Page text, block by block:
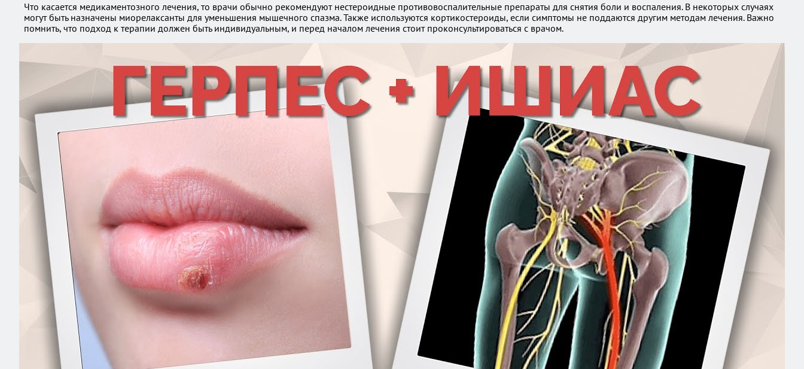
Что касается медикаментозного лечения, то врачи обычно рекомендуют нестероидные противовоспалительные препараты для снятия боли и воспаления. В некоторых случаях
могут быть назначены миорелаксанты для уменьшения мышечного спазма. Также используются кортикостероиды, если симптомы не поддаются другим методам лечения. Важно
помнить, что подход к терапии должен быть индивидуальным, и перед началом лечения стоит проконсультироваться с врачом.